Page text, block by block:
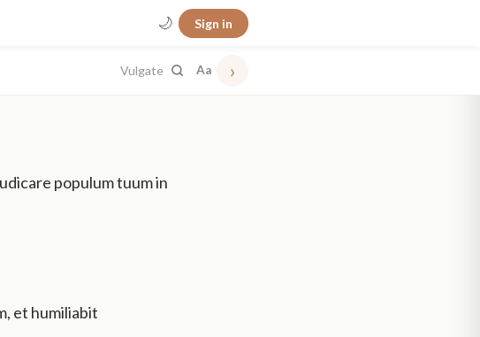
🌙 Sign in
Vulgate Aa ›
populum tuum in
et humiliabit